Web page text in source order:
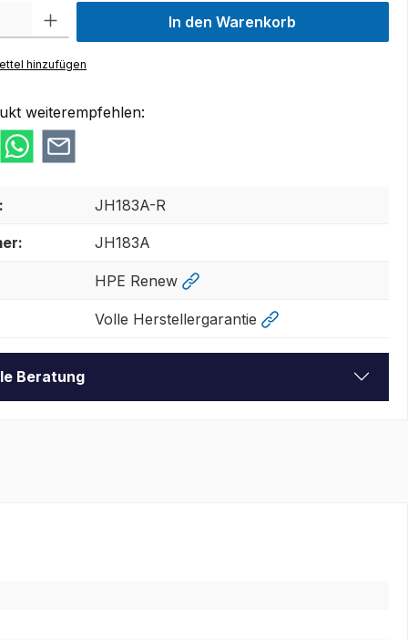
Gib den gewünschten Wert ein oder benutze die Schaltflächen um die
In den Warenkorb
hinzufügen
weiterempfehlen:
JH183A-R
JH183A
HPE Renew
Volle Herstellergarantie
Beratung